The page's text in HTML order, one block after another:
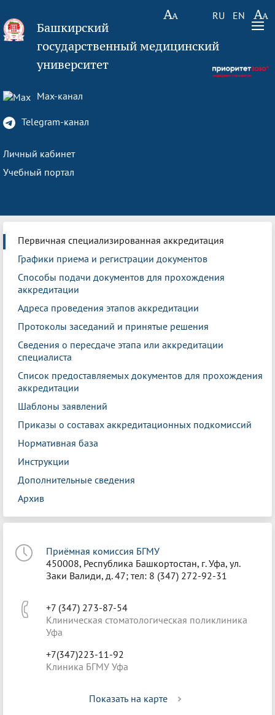
RU EN
Башкирский
государственный медицинский
университет
Max-канал
Telegram-канал
Личный кабинет
Учебный портал
Первичная специализированная аккредитация
Графики приема и регистрации документов
Способы подачи документов для прохождения
аккредитации
Адреса проведения этапов аккредитации
Протоколы заседаний и принятые решения
Сведения о пересдаче этапа или аккредитации
специалиста
Список предоставляемых документов для прохождения
аккредитации
Шаблоны заявлений
Приказы о составах аккредитационных подкомиссий
Нормативная база
Инструкции
Дополнительные сведения
Архив
Приёмная комиссия БГМУ
450008, Республика Башкортостан, г. Уфа, ул.
Заки Валиди, д. 47; тел: 8 (347) 272-92-31
+7 (347) 273-87-54
Клиническая стоматологическая поликлиника
Уфа
+7(347)223-11-92
Клиника БГМУ Уфа
Показать на карте